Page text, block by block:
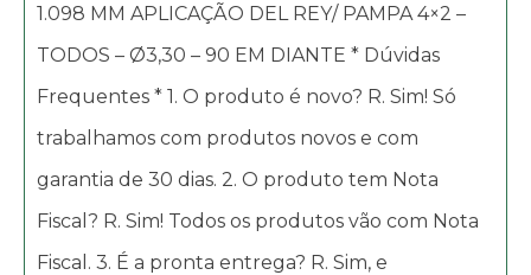
1.098 MM APLICAÇÃO DEL REY/ PAMPA 4×2 –
TODOS – Ø3,30 – 90 EM DIANTE * Dúvidas
Frequentes * 1. O produto é novo? R. Sim! Só
trabalhamos com produtos novos e com
garantia de 30 dias. 2. O produto tem Nota
Fiscal? R. Sim! Todos os produtos vão com Nota
Fiscal. 3. É a pronta entrega? R. Sim, e